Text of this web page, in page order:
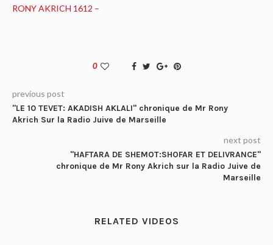
RONY AKRICH 1612 –
0
previous post
"LE 10 TEVET: AKADISH AKLALI" chronique de Mr Rony
Akrich Sur la Radio Juive de Marseille
next post
"HAFTARA DE SHEMOT:SHOFAR ET DELIVRANCE"
chronique de Mr Rony Akrich sur la Radio Juive de
Marseille
RELATED VIDEOS